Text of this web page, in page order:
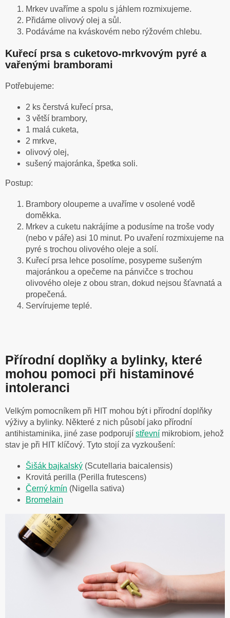
Mrkev uvaříme a spolu s jáhlem rozmixujeme.
Přidáme olivový olej a sůl.
Podáváme na kváskovém nebo rýžovém chlebu.
Kuřecí prsa s cuketovo-mrkvovým pyré a
vařenými bramborami
Potřebujeme:
2 ks čerstvá kuřecí prsa,
3 větší brambory,
1 malá cuketa,
2 mrkve,
olivový olej,
sušený majoránka, špetka soli.
Postup:
Brambory oloupeme a uvaříme v osolené vodě
doměkka.
Mrkev a cuketu nakrájíme a podusíme na troše vody
(nebo v páře) asi 10 minut. Po uvaření rozmixujeme na
pyré s trochou olivového oleje a solí.
Kuřecí prsa lehce posolíme, posypeme sušeným
majoránkou a opečeme na pánvičce s trochou
olivového oleje z obou stran, dokud nejsou šťavnatá a
propečená.
Servírujeme teplé.
Přírodní doplňky a bylinky, které
mohou pomoci při histaminové
intoleranci
Velkým pomocníkem při HIT mohou být i přírodní doplňky
výživy a bylinky. Některé z nich působí jako přírodní
antihistaminika, jiné zase podporují střevní mikrobiom, jehož
stav je při HIT klíčový. Tyto stojí za vyzkoušení:
Šišák bajkalský (Scutellaria baicalensis)
Krovitá perilla (Perilla frutescens)
Černý kmín (Nigella sativa)
Bromelain